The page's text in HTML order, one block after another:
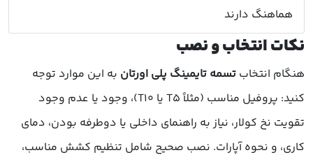
هماهنگ دارند
نکات انتخاب و نصب
هنگام انتخاب تسمه تایمینگ پلی اورتان به این موارد توجه
کنید: پروفیل مناسب (مثلاً T5 یا T10)، وجود یا عدم وجود
تقویت نخ کولار، نیاز به راهنمای داخلی یا دوطرفه بودن، دمای
کاری، و نحوه آپارات. نصب صحیح شامل تنظیم کشش مناسب،